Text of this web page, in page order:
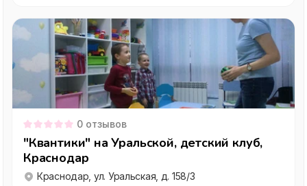
0 отзывов
"Квантики" на Уральской, детский клуб,
Краснодар
Краснодар, ул. Уральская, д. 158/3